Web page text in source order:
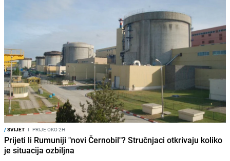
/SVIJET I PRIJE OKO 2H
Prijeti li Rumuniji "novi Černobil"? Stručnjaci otkrivaju koliko
je situacija ozbiljna